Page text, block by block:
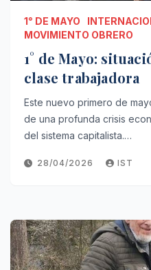
1° DE MAYO
MOVIMIENTO OBRERO
1° de Mayo:
clase trabajadora
Este nuevo primero de
de una profunda crisis
del sistema capitalista.…
28/04/2026 IST